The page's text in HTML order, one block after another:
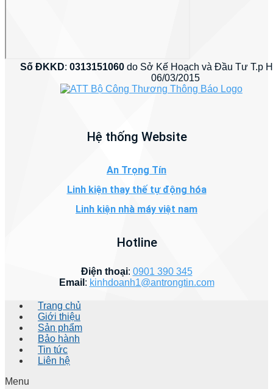
Số ĐKKD:0313151060 do Sở Kế Hoạch và Đầu Tư T.p
06/03/2015
Hệ thống Website
An Trọng Tín
Linh kiện thay thế tự động hóa
Linh kiện nhà máy việt nam
Hotline
Điện thoại: 0901 390 345
Email : kinhdoanh1@antrongtin.com
Trang chủ
Giới thiệu
Sản phẩm
Bảo hành
Tin tức
Liên hệ
Menu